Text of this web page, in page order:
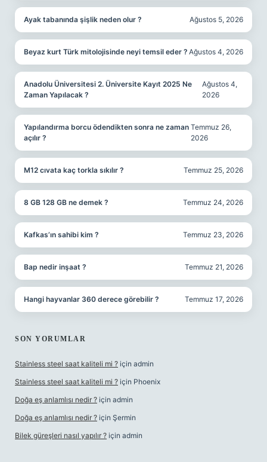
Ayak tabanında şişlik neden olur ? Ağustos 5, 2026
Beyaz kurt Türk mitolojisinde neyi temsil eder ? Ağustos 4, 2026
Anadolu Üniversitesi 2. Üniversite Kayıt 2025 Ne
Zaman Yapılacak ?
Ağustos 4,
2026
Yapılandırma borcu ödendikten sonra ne zaman
açılır ?
Temmuz 26,
2026
M12 cıvata kaç torkla sıkılır ? Temmuz 25, 2026
8 GB 128 GB ne demek ? Temmuz 24, 2026
Kafkas’ın sahibi kim ? Temmuz 23, 2026
Bap nedir inşaat ? Temmuz 21, 2026
Hangi hayvanlar 360 derece görebilir ? Temmuz 17, 2026
SON YORUMLAR
Stainless steel saat kaliteli mi ? için admin
Stainless steel saat kaliteli mi ? için Phoenix
Doğa eş anlamlısı nedir ? için admin
Doğa eş anlamlısı nedir ? için Şermin
Bilek güreşleri nasıl yapılır ? için admin